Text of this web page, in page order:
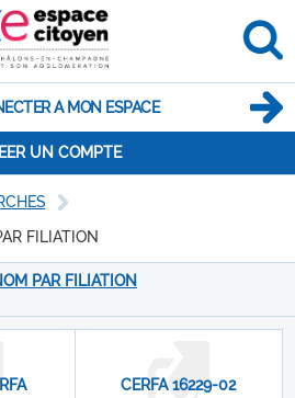
A MON ESPACE
UN COMPTE
FILIATION
PAR FILIATION
CERFA 16229-02